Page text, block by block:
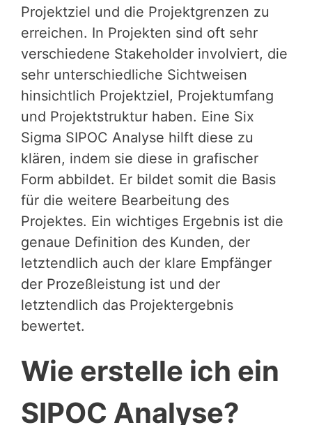
Projektziel und die Projektgrenzen zu
erreichen. In Projekten sind oft sehr
verschiedene Stakeholder involviert, die
sehr unterschiedliche Sichtweisen
hinsichtlich Projektziel, Projektumfang
und Projektstruktur haben. Eine Six
Sigma SIPOC Analyse hilft diese zu
klären, indem sie diese in grafischer
Form abbildet. Er bildet somit die Basis
für die weitere Bearbeitung des
Projektes. Ein wichtiges Ergebnis ist die
genaue Definition des Kunden, der
letztendlich auch der klare Empfänger
der Prozeßleistung ist und der
letztendlich das Projektergebnis
bewertet.
Wie erstelle ich ein
SIPOC Analyse?